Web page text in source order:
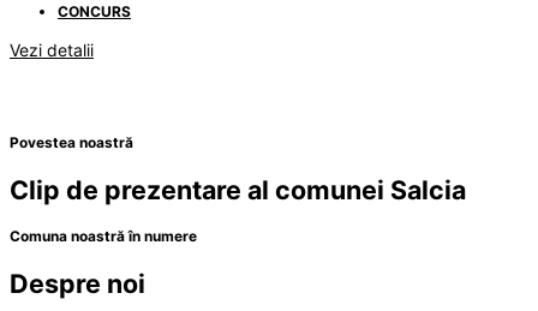
CONCURS
Vezi detalii
Povestea noastră
Clip de prezentare al comunei Salcia
Comuna noastră în numere
Despre noi